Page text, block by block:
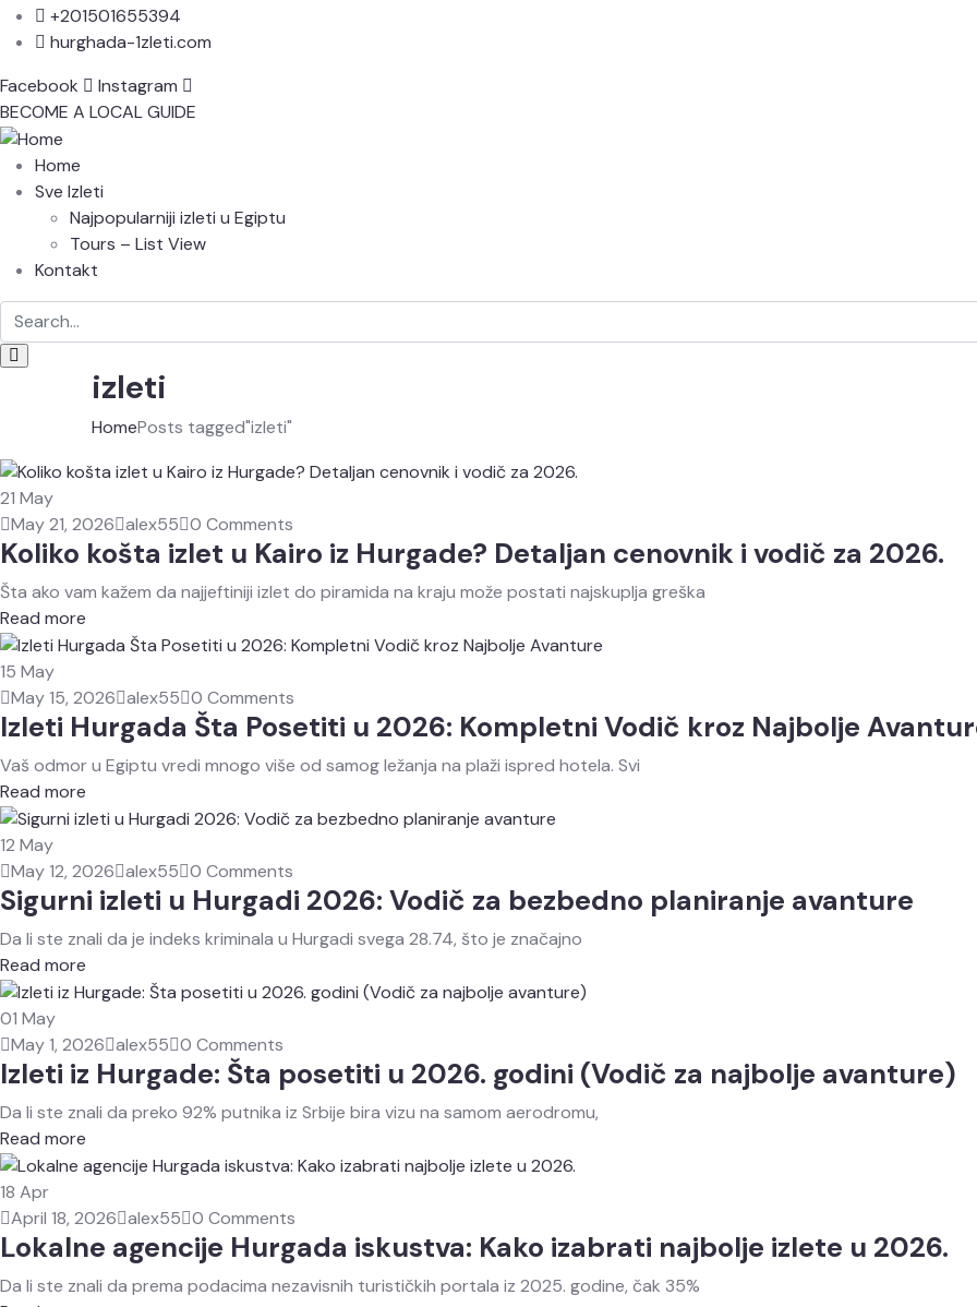
+201501655394
hurghada-1zleti.com
Facebook
Instagram
BECOME A LOCAL GUIDE
Home
Sve Izleti
Najpopularniji izleti u Egiptu
Tours – List View
Kontakt
izleti
HomePosts tagged"izleti"
21 May
May 21, 2026 alex55 0 Comments
Koliko košta izlet u Kairo iz Hurgade? Detaljan cenovnik i vodič za 2026.
Šta ako vam kažem da najjeftiniji izlet do piramida na kraju može postati najskuplja greška
Read more
15 May
May 15, 2026 alex55 0 Comments
Izleti Hurgada Šta Posetiti u 2026: Kompletni Vodič kroz Najbolje
Vaš odmor u Egiptu vredi mnogo više od samog ležanja na plaži ispred hotela. Svi
Read more
12 May
May 12, 2026 alex55 0 Comments
Sigurni izleti u Hurgadi 2026: Vodič za bezbedno planiranje avanture
Da li ste znali da je indeks kriminala u Hurgadi svega 28.74, što je značajno
Read more
01 May
May 1, 2026 alex55 0 Comments
Izleti iz Hurgade: Šta posetiti u 2026. godini (Vodič za najbolje avanture)
Da li ste znali da preko 92% putnika iz Srbije bira vizu na samom aerodromu,
Read more
18 Apr
April 18, 2026 alex55 0 Comments
Lokalne agencije Hurgada iskustva: Kako izabrati najbolje izlete u 2026.
Da li ste znali da prema podacima nezavisnih turističkih portala iz 2025. godine, čak 35%